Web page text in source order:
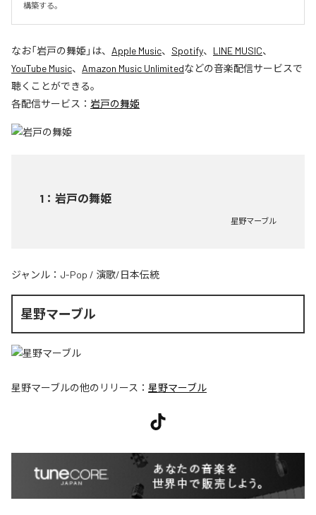
構築する。
なお「岩戸の舞姫 」は、 Apple Music、 Spotify、 LINE MUSIC、
YouTube Music、 Amazon Music Unlimitedなどの音楽配信サービスで
聴くことができる。
各配信サービス： 岩戸の舞姫
1 ： 岩戸の舞姫
星野マーブル
ジャンル： J-Pop / 演歌/日本伝統
星野マーブル
星野マーブルの他のリリース： 星野マーブル